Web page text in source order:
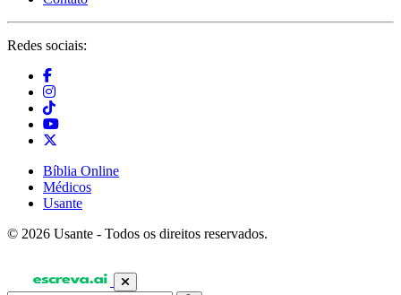
Redes sociais:
Bíblia Online
Médicos
Usante
© 2026 Usante - Todos os direitos reservados.